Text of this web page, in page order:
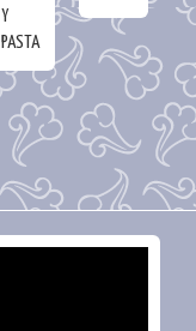
Y
PASTA